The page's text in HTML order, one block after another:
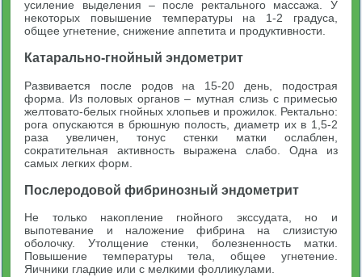
усиление выделения – после ректального массажа. У
некоторых повышение температуры на 1-2 градуса,
общее угнетение, снижение аппетита и продуктивности.
Катарально-гнойный эндометрит
Развивается после родов на 15-20 день, подострая
форма. Из половых органов – мутная слизь с примесью
желтовато-белых гнойных хлопьев и прожилок. Ректально:
рога опускаются в брюшную полость, диаметр их в 1,5-2
раза увеличен, тонус стенки матки ослаблен,
сократительная активность выражена слабо. Одна из
самых легких форм.
Послеродовой фибринозный эндометрит
Не только накопление гнойного экссудата, но и
выпотевание и наложение фибрина на слизистую
оболочку. Утолщение стенки, болезненность матки.
Повышение температуры тела, общее угнетение.
Яичники гладкие или с мелкими фолликулами.